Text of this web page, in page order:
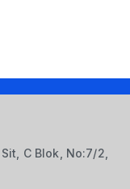
Sit, C Blok, No:7/2,